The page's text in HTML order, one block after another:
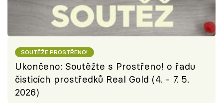
SOUTĚŽE PROSTŘENO!
Ukončeno: Soutěžte s Prostřeno! o řadu
čisticích prostředků Real Gold (4. - 7. 5.
2026)